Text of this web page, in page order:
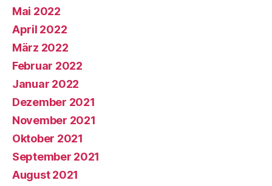
Mai 2022
April 2022
März 2022
Februar 2022
Januar 2022
Dezember 2021
November 2021
Oktober 2021
September 2021
August 2021